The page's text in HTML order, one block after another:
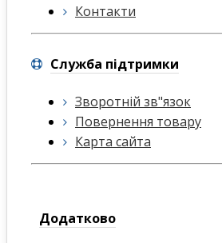
Контакти
Служба підтримки
Зворотній зв"язок
Повернення товару
Карта сайта
Додатково